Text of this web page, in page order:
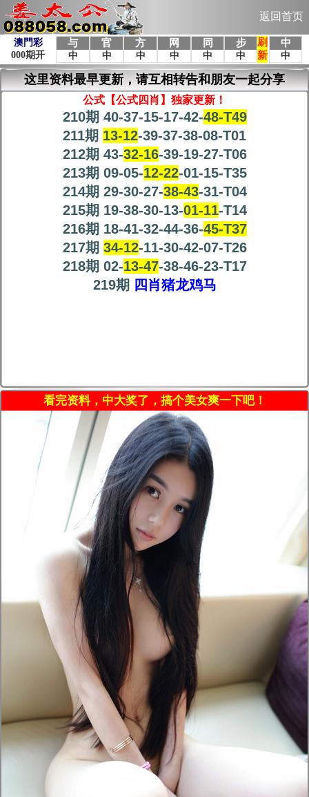
返回首页
这里资料最早更新，请互相转告和朋友一起分享
公式【公式四肖】独家更新！
210期 40-37-15-17-42-48-T49
211期 13-12-39-37-38-08-T01
212期 43-32-16-39-19-27-T06
213期 09-05-12-22-01-15-T35
214期 29-30-27-38-43-31-T04
215期 19-38-30-13-01-11-T14
216期 18-41-32-44-36-45-T37
217期 34-12-11-30-42-07-T26
218期 02-13-47-38-46-23-T17
219期 四肖猪龙鸡马
看完资料，中大奖了，搞个美女爽一下吧！